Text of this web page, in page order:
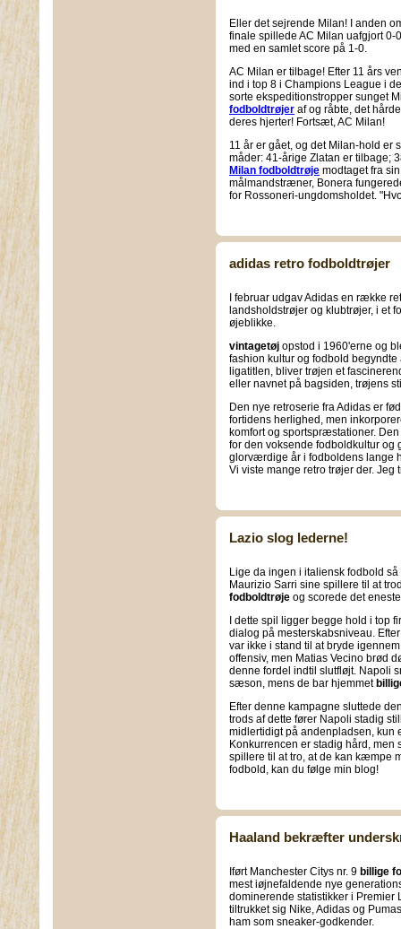
Eller det sejrende Milan! I anden
finale spillede AC Milan uafgjort 0-
med en samlet score på 1-0.
AC Milan er tilbage! Efter 11 års
ind i top 8 i Champions League i
sorte ekspeditionstropper sunget
fodboldtrøjer af og råbte, det
deres hjerter! Fortsæt, AC Milan!
11 år er gået, og det Milan-hold er
måder: 41-årige Zlatan er tilbage;
Milan fodboldtrøje modtaget fra
målmandstræner, Bonera
for Rossoneri-ungdomsholdet.
adidas retro fodboldtrøjer
I februar udgav Adidas en række
landsholdstrøjer og klubtrøjer, i et
øjeblikke.
vintagetøj opstod i 1960'erne og
fashion kultur og fodbold
ligatitlen, bliver trøjen et
eller navnet på bagsiden, trøjens
Den nye retroserie fra Adidas er
fortidens herlighed, men
komfort og sportspræstationer.
for den voksende fodboldkultur og
glorværdige år i fodboldens lange
Vi viste mange retro trøjer der. Jeg
Lazio slog lederne!
Lige da ingen i italiensk fodbold
Maurizio Sarri sine spillere til at
fodboldtrøje og scorede det
I dette spil ligger begge hold i top
dialog på mesterskabsniveau.
var ikke i stand til at bryde
offensiv, men Matias Vecino brød
denne fordel indtil slutfløjt. Napoli
sæson, mens de bar hjemmet
Efter denne kampagne sluttede
trods af dette fører Napoli stadig
midlertidigt på andenpladsen, kun
Konkurrencen er stadig hård,
spillere til at tro, at de kan kæmpe
fodbold, kan du følge min blog!
Haaland bekræfter
Iført Manchester Citys nr. 9 billige
mest iøjnefaldende nye
dominerende statistikker i
tiltrukket sig Nike, Adidas og
ham som sneaker-godkender.